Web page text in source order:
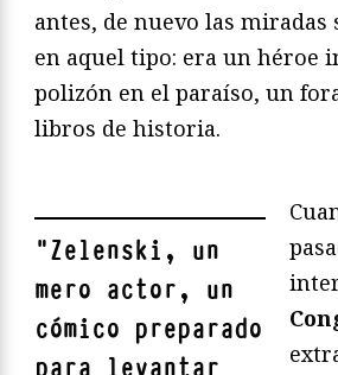
antes, de nuevo las miradas
en aquel tipo: era un héroe
polizón en el paraíso, un
libros de historia.
"Zelenski, un
mero actor, un
cómico preparado
para levantar